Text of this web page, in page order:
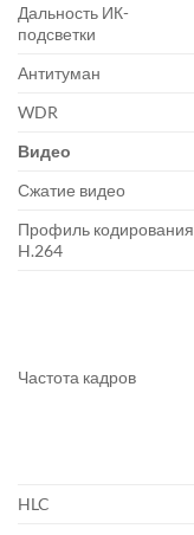
Дальность ИК-
подсветки
Антитуман
WDR
Видео
Сжатие видео
Профиль кодирования
H.264
Частота кадров
HLC